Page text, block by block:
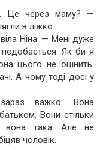
Це через маму? —
в ліжко.
Ніна. — Мені дуже
подобається. Як би я
цього не оцінить.
А чому тоді досі у
важко. Вона
Вони стільки
вона така. Але не
чоловік.